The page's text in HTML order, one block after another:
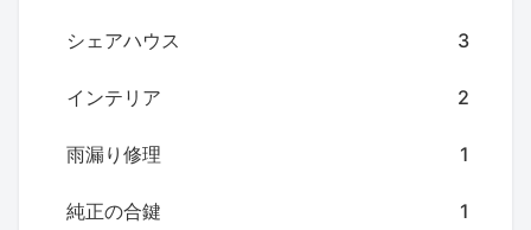
シェアハウス 3
インテリア 2
雨漏り修理 1
純正の合鍵 1